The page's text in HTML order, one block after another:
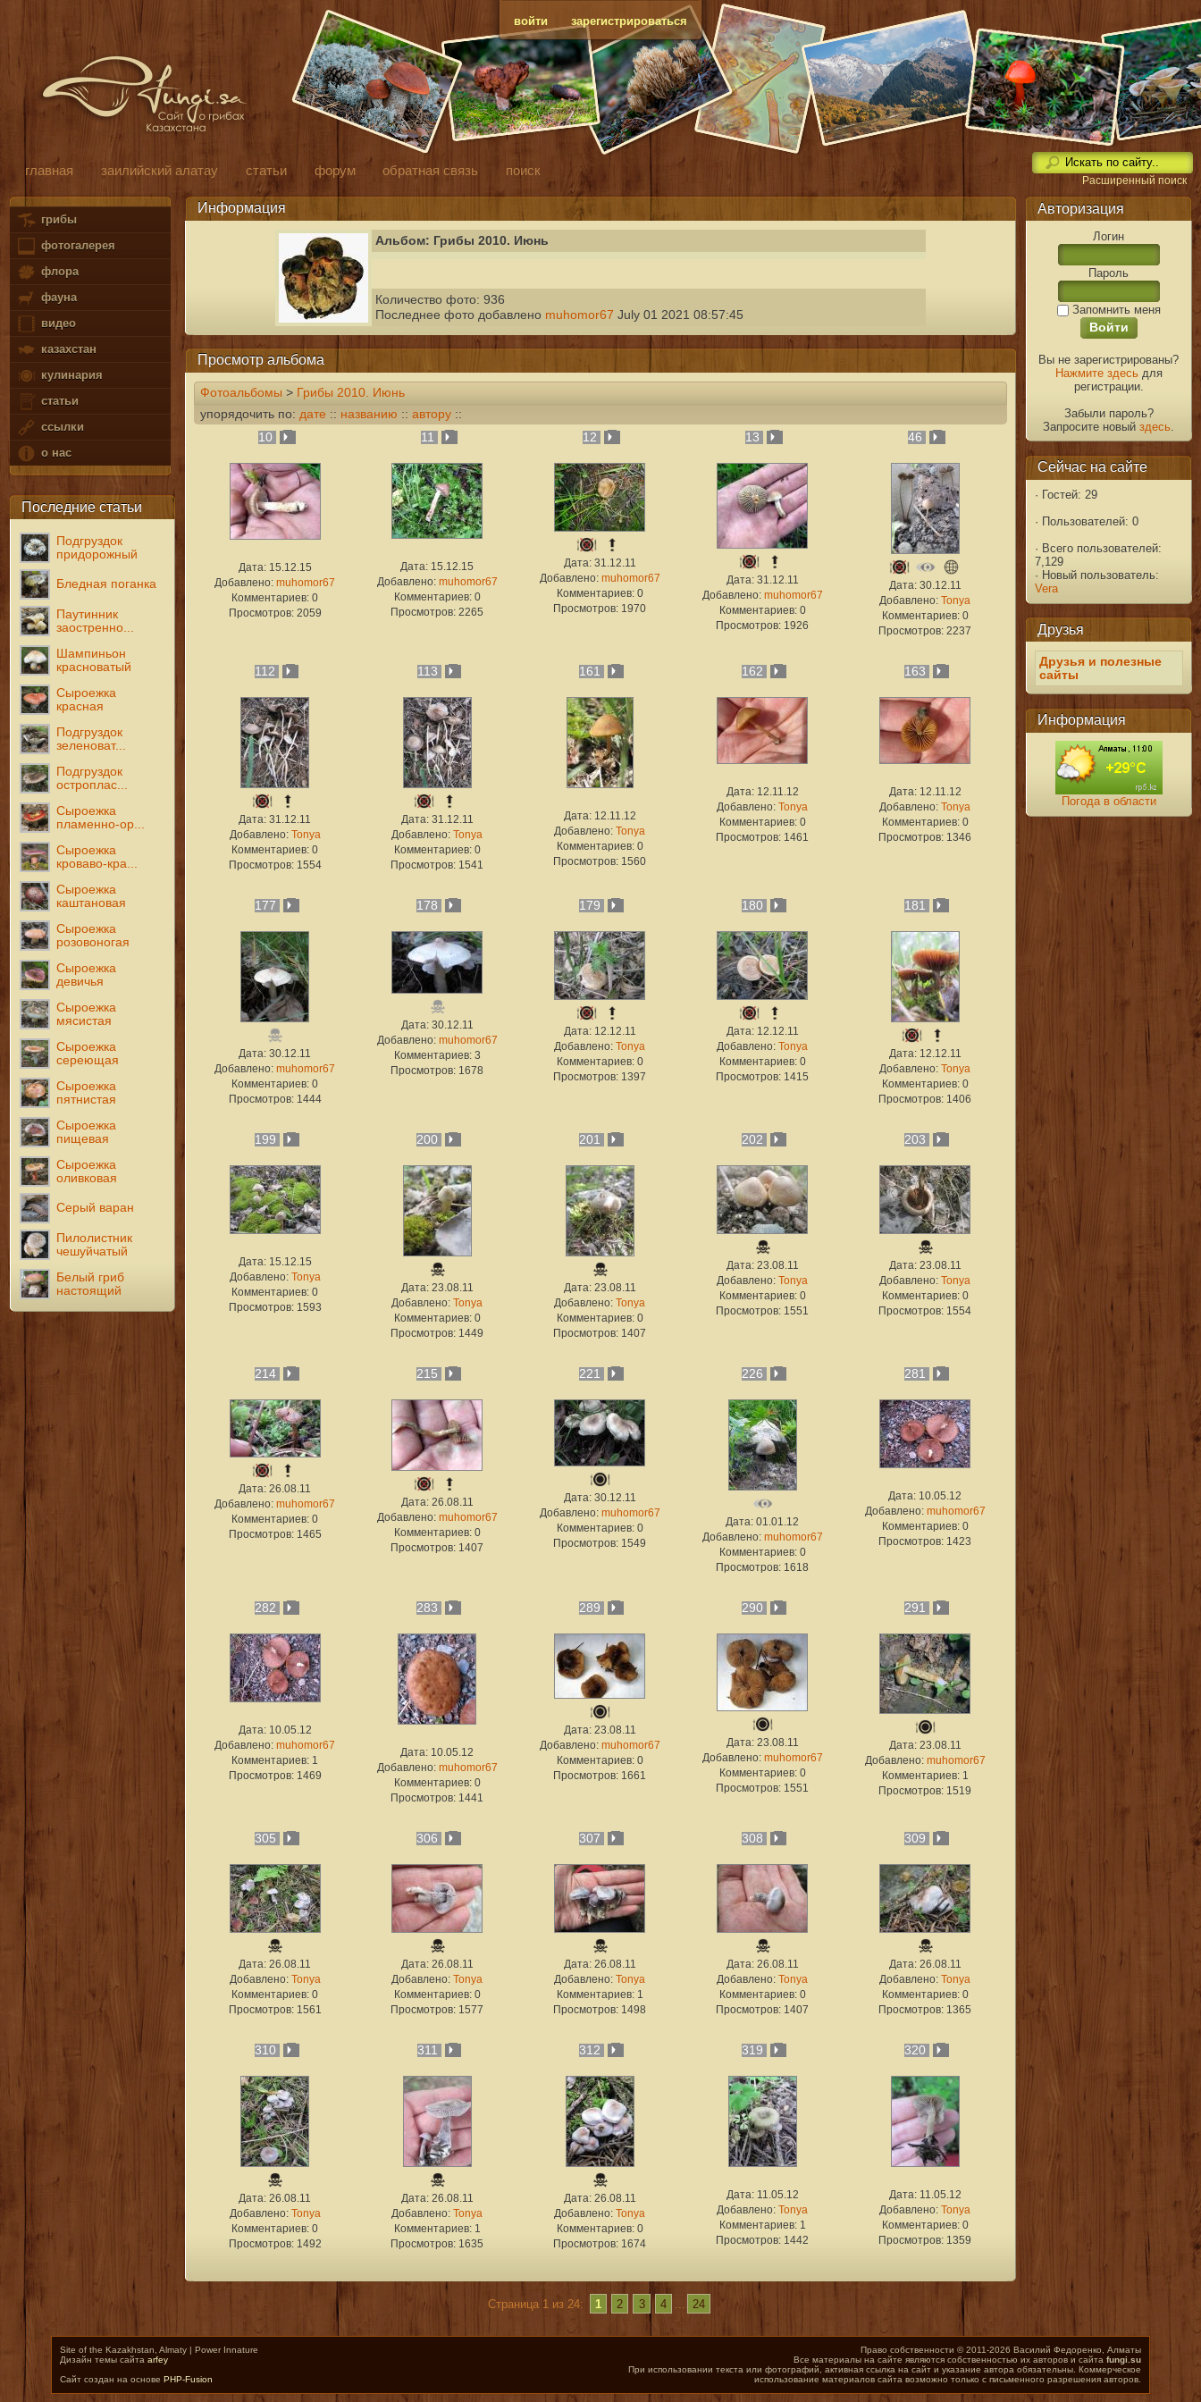
войти зарегистрироваться
главная заилийский алатау статьи форум обратная связь поиск
Расширенный поиск
грибы
фотогалерея
флора
фауна
видео
казахстан
кулинария
статьи
ссылки
о нас
Последние статьи
Подгруздок
придорожный
Бледная поганка
Паутинник
заостренно...
Шампиньон
красноватый
Сыроежка
красная
Подгруздок
зеленоват...
Подгруздок
остроплас...
Сыроежка
пламенно-ор...
Сыроежка
кроваво-кра...
Сыроежка
каштановая
Сыроежка
розовоногая
Сыроежка
девичья
Сыроежка
мясистая
Сыроежка
сереющая
Сыроежка
пятнистая
Сыроежка
пищевая
Сыроежка
оливковая
Серый варан
Пилолистник
чешуйчатый
Белый гриб
настоящий
Авторизация
Логин
Пароль
Запомнить меня
Вы не зарегистрированы?
Нажмите здесьдля
регистрации.
Забыли пароль?
Запросите новыйздесь
Сейчас на сайте
· Гостей: 29
· Пользователей: 0
· Всего пользователей:
7,129
· Новый пользователь:
Vera
Друзья
Друзья и полезные
сайты
Информация
Погода в области
Информация
Альбом: Грибы 2010. Июнь
Количество фото: 936
Последнее фото добавлено muhomor67 July 01 2021 08:57:45
Просмотр альбома
Фотоальбомы > Грибы 2010. Июнь
упорядочить по: дате :: названию :: автору::
10
Дата: 15.12.15
Добавлено:muhomor67
Комментариев: 0
Просмотров: 2059
11
Дата: 15.12.15
Добавлено: muhomor67
Комментариев: 0
Просмотров: 2265
12
Дата: 31.12.11
Добавлено: muhomor67
Комментариев: 0
Просмотров: 1970
13
Дата: 31.12.11
Добавлено: muhomor67
Комментариев: 0
Просмотров: 1926
46
Дата: 30.12.11
Добавлено:Tonya
Комментариев: 0
Просмотров: 2237
112
Дата: 31.12.11
Добавлено: Tonya
Комментариев: 0
Просмотров: 1554
113
Дата: 31.12.11
Добавлено:Tonya
Комментариев: 0
Просмотров: 1541
161
Дата: 12.11.12
Добавлено:Tonya
Комментариев: 0
Просмотров: 1560
162
Дата: 12.11.12
Добавлено:Tonya
Комментариев: 0
Просмотров: 1461
163
Дата: 12.11.12
Добавлено:Tonya
Комментариев: 0
Просмотров: 1346
177
Дата: 30.12.11
Добавлено:muhomor67
Комментариев: 0
Просмотров: 1444
178
Дата: 30.12.11
Добавлено: muhomor67
Комментариев: 3
Просмотров: 1678
179
Дата: 12.12.11
Добавлено:Tonya
Комментариев: 0
Просмотров: 1397
180
Дата: 12.12.11
Добавлено:Tonya
Комментариев: 0
Просмотров: 1415
181
Дата: 12.12.11
Добавлено:Tonya
Комментариев: 0
Просмотров: 1406
199
Дата: 15.12.15
Добавлено: Tonya
Комментариев: 0
Просмотров: 1593
200
Дата: 23.08.11
Добавлено:Tonya
Комментариев: 0
Просмотров: 1449
201
Дата: 23.08.11
Добавлено:Tonya
Комментариев: 0
Просмотров: 1407
202
Дата: 23.08.11
Добавлено:Tonya
Комментариев: 0
Просмотров: 1551
203
Дата: 23.08.11
Добавлено:Tonya
Комментариев: 0
Просмотров: 1554
214
Дата: 26.08.11
Добавлено:muhomor67
Комментариев: 0
Просмотров: 1465
215
Дата: 26.08.11
Добавлено: muhomor67
Комментариев: 0
Просмотров: 1407
221
Дата: 30.12.11
Добавлено: muhomor67
Комментариев: 0
Просмотров: 1549
226
Дата: 01.01.12
Добавлено: muhomor67
Комментариев: 0
Просмотров: 1618
281
Дата: 10.05.12
Добавлено: muhomor67
Комментариев: 0
Просмотров: 1423
282
Дата: 10.05.12
Добавлено:muhomor67
Комментариев: 1
Просмотров: 1469
283
Дата: 10.05.12
Добавлено: muhomor67
Комментариев: 0
Просмотров: 1441
289
Дата: 23.08.11
Добавлено: muhomor67
Комментариев: 0
Просмотров: 1661
290
Дата: 23.08.11
Добавлено: muhomor67
Комментариев: 0
Просмотров: 1551
291
Дата: 23.08.11
Добавлено: muhomor67
Комментариев: 1
Просмотров: 1519
305
Дата: 26.08.11
Добавлено: Tonya
Комментариев: 0
Просмотров: 1561
306
Дата: 26.08.11
Добавлено:Tonya
Комментариев: 0
Просмотров: 1577
307
Дата: 26.08.11
Добавлено:Tonya
Комментариев: 1
Просмотров: 1498
308
Дата: 26.08.11
Добавлено:Tonya
Комментариев: 0
Просмотров: 1407
309
Дата: 26.08.11
Добавлено:Tonya
Комментариев: 0
Просмотров: 1365
310
Дата: 26.08.11
Добавлено: Tonya
Комментариев: 0
Просмотров: 1492
311
Дата: 26.08.11
Добавлено:Tonya
Комментариев: 1
Просмотров: 1635
312
Дата: 26.08.11
Добавлено:Tonya
Комментариев: 0
Просмотров: 1674
319
Дата: 11.05.12
Добавлено:Tonya
Комментариев: 1
Просмотров: 1442
320
Дата: 11.05.12
Добавлено:Tonya
Комментариев: 0
Просмотров: 1359
Страница 1 из 24: 1 2 3 4 24
Site of the Kazakhstan, Almaty | Power Innature
Дизайн темы сайтаarfey
Сайт создан на основеPHP-Fusion
Право собственности © 2011-2026 Василий Федоренко, Алматы
Все материалы на сайте являются собственностью их авторов и сайта fungi.su
При использовании текста или фотографий, активная ссылка на сайт и указание автора обязательны. Коммерческое
использование материалов сайта возможно только с письменного разрешения авторов.